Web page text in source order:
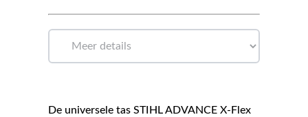
De universele tas STIHL ADVANCE X-Flex